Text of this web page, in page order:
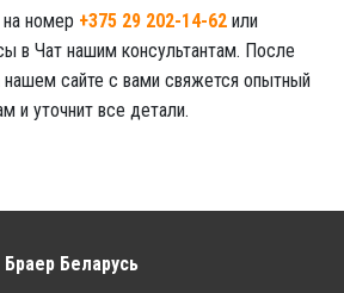
номер +375 29 202-14-62 или
в Чат нашим консультантам. После
сайте с вами свяжется опытный
и уточнит все детали.
Браер Беларусь